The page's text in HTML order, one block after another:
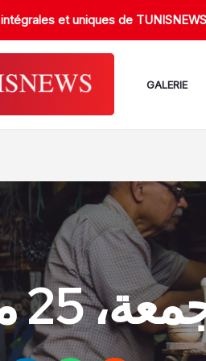
et uniques de TUNISNEWS
GALERIE
25 مايو 2007